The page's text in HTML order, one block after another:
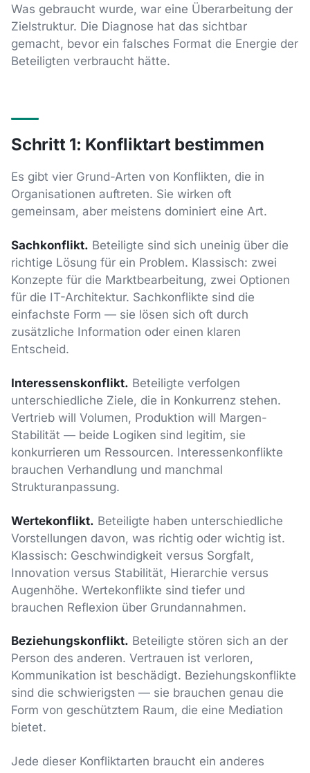
Was gebraucht wurde, war eine Überarbeitung der
Zielstruktur. Die Diagnose hat das sichtbar
gemacht, bevor ein falsches Format die Energie der
Beteiligten verbraucht hätte.
Schritt 1: Konfliktart bestimmen
Es gibt vier Grund-Arten von Konflikten, die in
Organisationen auftreten. Sie wirken oft
gemeinsam, aber meistens dominiert eine Art.
Sachkonflikt. Beteiligte sind sich uneinig über die
richtige Lösung für ein Problem. Klassisch: zwei
Konzepte für die Marktbearbeitung, zwei Optionen
für die IT-Architektur. Sachkonflikte sind die
einfachste Form — sie lösen sich oft durch
zusätzliche Information oder einen klaren
Entscheid.
Interessenskonflikt. Beteiligte verfolgen
unterschiedliche Ziele, die in Konkurrenz stehen.
Vertrieb will Volumen, Produktion will Margen-
Stabilität — beide Logiken sind legitim, sie
konkurrieren um Ressourcen. Interessenkonflikte
brauchen Verhandlung und manchmal
Strukturanpassung.
Wertekonflikt. Beteiligte haben unterschiedliche
Vorstellungen davon, was richtig oder wichtig ist.
Klassisch: Geschwindigkeit versus Sorgfalt,
Innovation versus Stabilität, Hierarchie versus
Augenhöhe. Wertekonflikte sind tiefer und
brauchen Reflexion über Grundannahmen.
Beziehungskonflikt. Beteiligte stören sich an der
Person des anderen. Vertrauen ist verloren,
Kommunikation ist beschädigt. Beziehungskonflikte
sind die schwierigsten — sie brauchen genau die
Form von geschütztem Raum, die eine Mediation
bietet.
Jede dieser Konfliktarten braucht ein anderes